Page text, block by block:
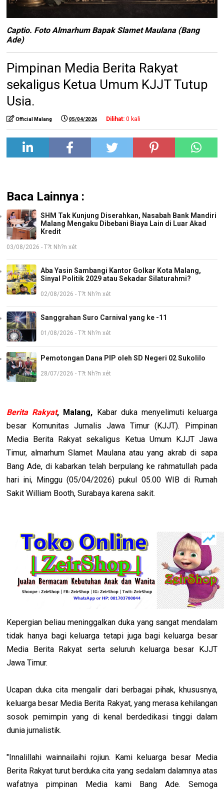
Captio. Foto Almarhum Bapak Slamet Maulana (Bang
Ade)
Pimpinan Media Berita Rakyat
sekaligus Ketua Umum KJJT Tutup
Usia.
Official Malang 05/04/2026 Dilihat: 0 kali
Baca Lainnya :
SHM Tak Kunjung Diserahkan, Nasabah Bank Mandiri
Malang Mengaku Dibebani Biaya Lain di Luar Akad
Kredit
03/08/2026 - T?t Nh?n xét
Aba Yasin Sambangi Kantor Golkar Kota Malang,
Sinyal Politik 2029 atau Sekadar Silaturahmi?
02/08/2026 - T?t Nh?n xét
Sanggrahan Suro Carnival yang ke -11
01/08/2026 - T?t Nh?n xét
Pemotongan Dana PIP oleh SD Negeri 02 Sukolilo
28/07/2026 - T?t Nh?n xét
Berita Rakyat, Malang,
Kabar duka menyelimuti keluarga
besar Komunitas Jurnalis Jawa Timur (KJJT). Pimpinan
Media Berita Rakyat sekaligus Ketua Umum KJJT Jawa
Timur, almarhum Slamet Maulana atau yang akrab di sapa
Bang Ade, di kabarkan telah berpulang ke rahmatullah pada
hari ini, Minggu (05/04/2026) pukul 05.00 WIB di Rumah
Sakit William Booth, Surabaya karena sakit.
Kepergian beliau meninggalkan duka yang sangat mendalam
tidak hanya bagi keluarga tetapi juga bagi keluarga besar
Media Berita Rakyat serta seluruh keluarga besar KJJT
Jawa Timur.
Ucapan duka cita mengalir dari berbagai pihak, khususnya,
keluarga besar Media Berita Rakyat, yang merasa kehilangan
sosok pemimpin yang di kenal berdedikasi tinggi dalam
dunia jurnalistik.
"Innalillahi wainnailaihi rojiun. Kami keluarga besar Media
Berita Rakyat turut berduka cita yang sedalam dalamnya atas
wafatnya pimpinan Media kami Bang Ade. Semoga